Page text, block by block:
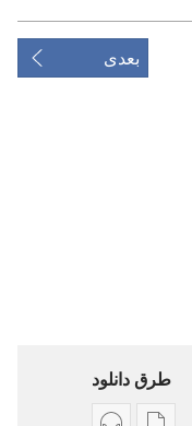
بعدی
طرق دانلود